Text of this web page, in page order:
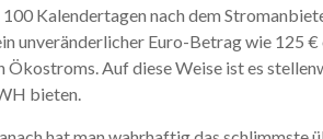
Kalendertagen nach dem
unveränderlicher Euro-Betrag wie 125
Auf diese Weise ist es
bieten.